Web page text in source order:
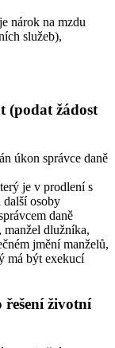
nárok na mzdu
služeb),
(podat žádost
úkon správce daně
je v prodlení s
další osoby
daně
manžel dlužníka,
jmění manželů,
má být exekucí
životní